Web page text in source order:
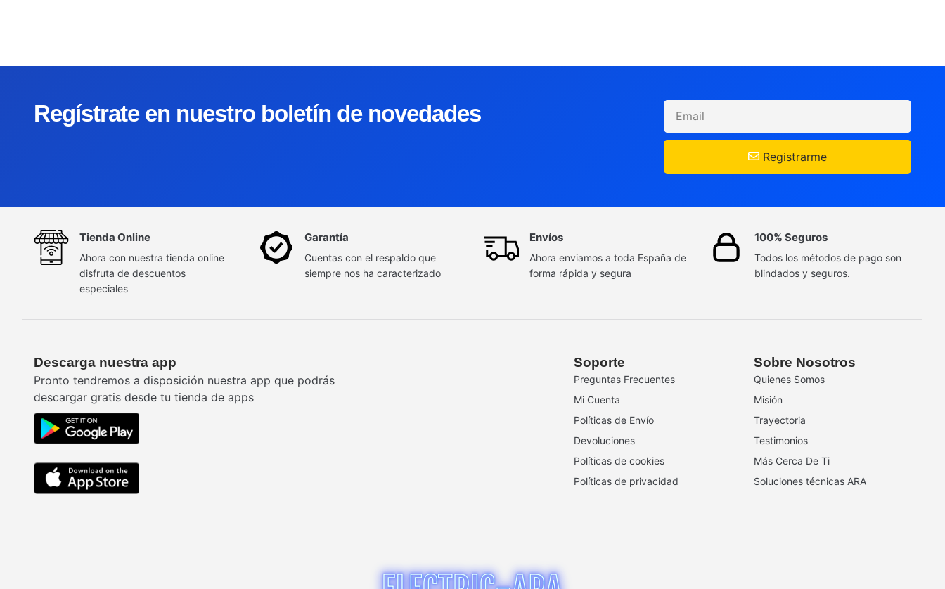
Regístrate en nuestro boletín de novedades
Registrarme
Tienda Online
Ahora con nuestra tienda online
disfruta de descuentos
especiales
Garantía
Cuentas con el respaldo que
siempre nos ha caracterizado
Envíos
Ahora enviamos a toda España de
forma rápida y segura
100% Seguros
Todos los métodos de pago son
blindados y seguros.
Descarga nuestra app
Pronto tendremos a disposición nuestra app que podrás
descargar gratis desde tu tienda de apps
Soporte
Preguntas Frecuentes
Mi Cuenta
Políticas de Envío
Devoluciones
Políticas de cookies
Políticas de privacidad
Sobre Nosotros
Quienes Somos
Misión
Trayectoria
Testimonios
Más Cerca De Ti
Soluciones técnicas ARA